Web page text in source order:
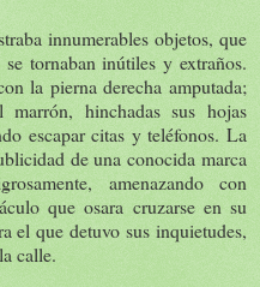
innumerables objetos, que
tornaban inútiles y extraños.
la pierna derecha amputada;
hinchadas sus hojas
escapar citas y teléfonos. La
de una conocida marca
amenazando con
que osara cruzarse en su
el que detuvo sus inquietudes,
calle.